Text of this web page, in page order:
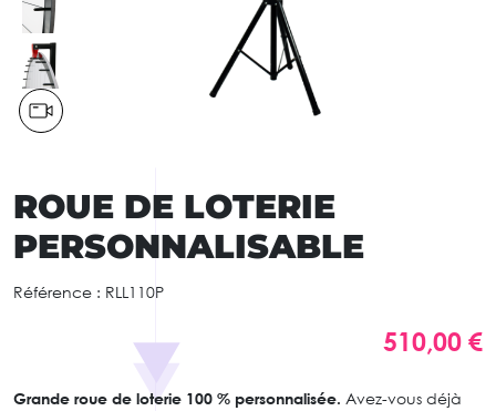
ROUE DE LOTERIE
PERSONNALISABLE
Référence : RLL110P
510,00 €
Grande roue de loterie 100 % personnalisée. Avez-vous déjà